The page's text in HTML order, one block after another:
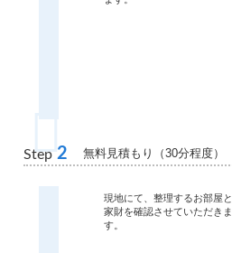
Step 2 無料見積もり（30分程度）
現地にて、整理するお部屋と
家財を確認させていただきま
す。